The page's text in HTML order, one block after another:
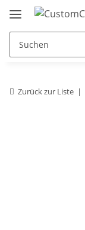
Zurück zur Liste